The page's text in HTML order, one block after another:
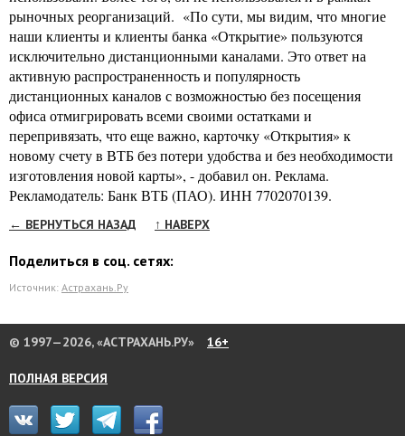
рыночных реорганизаций. «По сути, мы видим, что многие
наши клиенты и клиенты банка «Открытие» пользуются
исключительно дистанционными каналами. Это ответ на
активную распространенность и популярность
дистанционных каналов с возможностью без посещения
офиса отмигрировать всеми своими остатками и
перепривязать, что еще важно, карточку «Открытия» к
новому счету в ВТБ без потери удобства и без необходимости
изготовления новой карты», - добавил он. Реклама.
Рекламодатель: Банк ВТБ (ПАО). ИНН 7702070139.
← ВЕРНУТЬСЯ НАЗАД ↑ НАВЕРХ
Поделиться в соц. сетях:
Источник: Астрахань.Ру
© 1997—2026, «АСТРАХАНЬ.РУ» 16+
ПОЛНАЯ ВЕРСИЯ